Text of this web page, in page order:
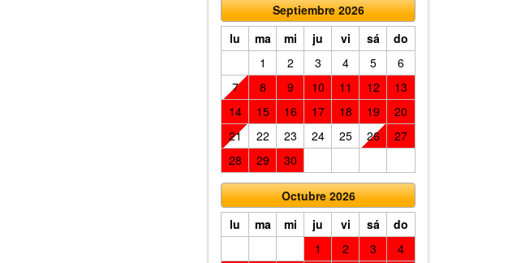
Septiembre 2026
lu
ma mi ju vi sá
do
1
2 3 4 5
6
7
8 9 10 11 12
13
14
15 16 17 18 19
20
21
22 23 24 25 26
27
28
29 30
Octubre 2026
lu
ma mi ju vi sá
do
1
2 3
4